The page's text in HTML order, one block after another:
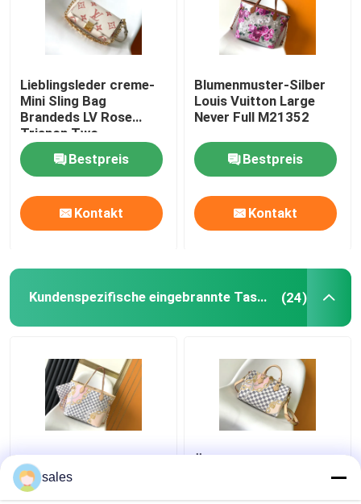
Kundenspezifische eingebrannte Taschen
Die Tasche der gebrandmarkten Männer
Designer Monogram Bag
Sattel-Schultertasche
Designer Brand Backpack
Lieblingsleder creme-
Mini Sling Bag
Brandeds LV Rose
Trianon Two
Monogram Empreinte
Bestpreis
Kontakt
Blumenmuster-Silber
Louis Vuitton Large
Never Full M21352
Bestpreis
Kontakt
Kundenspezifische eingebrannte Taschen (24)
Tahiti begrenzte
kundenspezifische
eingebrannte Taschen
sales